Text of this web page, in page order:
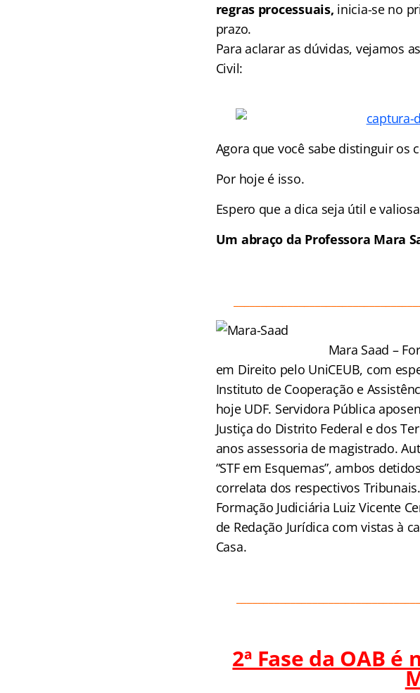
regras processuais, inicia-se no
prazo.
Para aclarar as dúvidas, vejamos
Civil:
Agora que você sabe distinguir os
Por hoje é isso.
Espero que a dica seja útil e
Um abraço da Professora Mara
Mara Saad –
em Direito pelo UniCEUB, com
Instituto de Cooperação e
hoje UDF. Servidora Pública
Justiça do Distrito Federal e dos
anos assessoria de magistrado.
“STF em Esquemas”, ambos
correlata dos respectivos
Formação Judiciária Luiz Vicente
de Redação Jurídica com vistas à
Casa.
2ª Fase da OAB